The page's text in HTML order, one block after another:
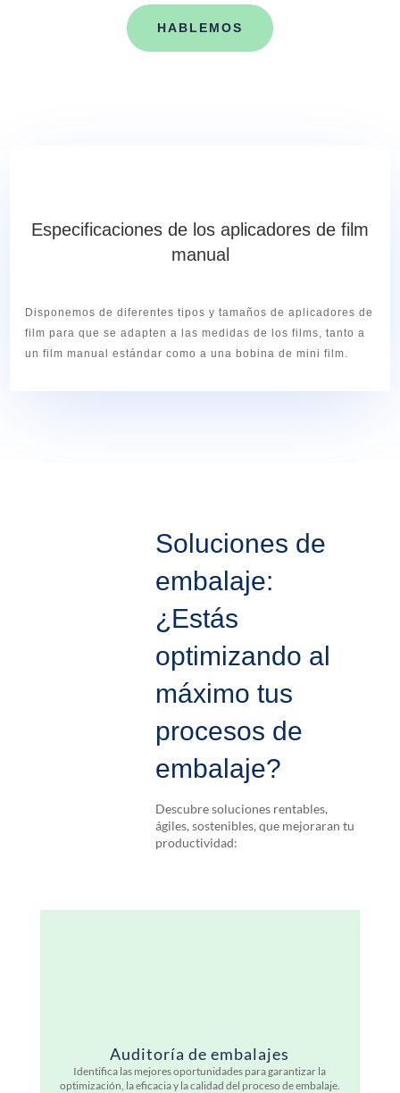
HABLEMOS
Especificaciones de los aplicadores de film
manual
Disponemos de diferentes tipos y tamaños de aplicadores de
film para que se adapten a las medidas de los films, tanto a
un film manual estándar como a una bobina de mini film.
Soluciones de
embalaje:
¿Estás
optimizando al
máximo tus
procesos de
embalaje?
Descubre soluciones rentables,
ágiles, sostenibles, que mejoraran tu
productividad:
Auditoría de embalajes
Identifica las mejores oportunidades para garantizar la
optimización, la eficacia y la calidad del proceso de embalaje.